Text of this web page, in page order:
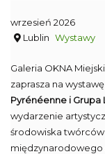
wrzesień 2026
Lublin Wystawy
Galeria OKNA
zaprasza na wystawę
Pyrénéenne i Grupa
wydarzenie
środowiska twórców
międzynarodowego